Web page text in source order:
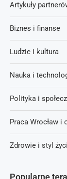
Popularne
Artykuły
Biznes i finanse
Ludzie i kultura
Nauka i
Polityka i
Praca Wrocław i
Zdrowie i styl